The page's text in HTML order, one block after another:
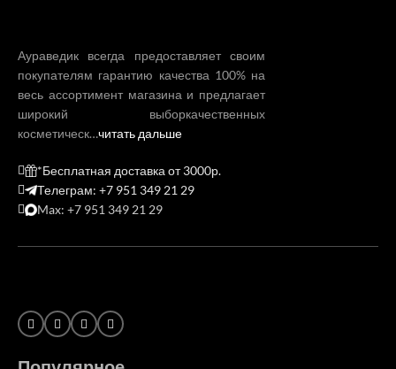
Аураведик всегда предоставляет своим
покупателям гарантию качества 100% на
весь ассортимент магазина и предлагает
широкий выборкачественных
косметическ…читать дальше
*Бесплатная доставка от 3000р.
Телеграм: +7 951 349 21 29
Max: +7 951 349 21 29